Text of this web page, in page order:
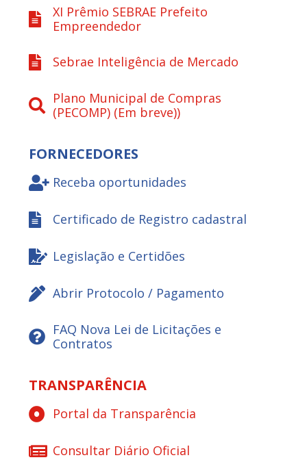
XI Prêmio SEBRAE Prefeito
Empreendedor
Sebrae Inteligência de Mercado
Plano Municipal de Compras
(PECOMP) (Em breve))
FORNECEDORES
Receba oportunidades
Certificado de Registro cadastral
Legislação e Certidões
Abrir Protocolo / Pagamento
FAQ Nova Lei de Licitações e
Contratos
TRANSPARÊNCIA
Portal da Transparência
Consultar Diário Oficial